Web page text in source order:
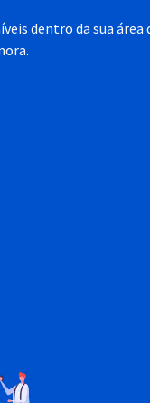
dentro da sua área